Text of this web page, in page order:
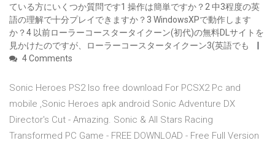
ている方にいくつか質問です1 操作は簡単ですか？2 中3程度の英
語の理解で十分プレイできますか？3 WindowsXPで動作します
か？4 以前ローラーコースタータイクーン(初代)の無料DLサイトを
見かけたのですが、ローラーコースタータイクーン3(英語でも
4 Comments
Sonic Heroes PS2 Iso free download For PCSX2 Pc and
mobile ,Sonic Heroes apk android Sonic Adventure DX
Director's Cut - Amazing. Sonic & All Stars Racing
Transformed PC Game - FREE DOWNLOAD - Free Full Version